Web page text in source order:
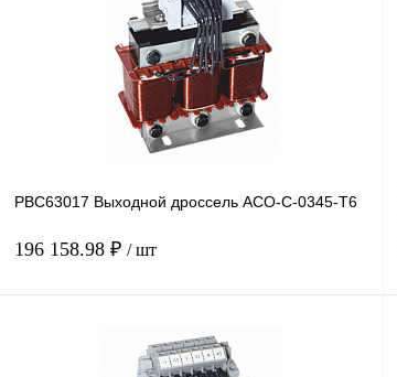
PBC63017 Выходной дроссель ACO-C-0345-T6
196 158.98 ₽ / шт
В корзину